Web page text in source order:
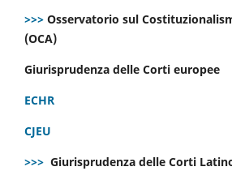
>>> Osservatorio sul
(OCA)
Giurisprudenza delle Corti europee
ECHR
CJEU
>>> Giurisprudenza delle Corti